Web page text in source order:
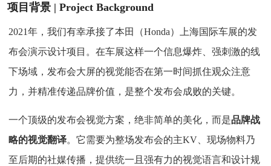
项目背景 | Project Background
2021年，我们有幸承接了本田（Honda）上海国际车展的发
布会演示设计项目。在车展这样一个信息爆炸、强刺激的线
下场域，发布会大屏的视觉能否在第一时间抓住观众注意
力，并精准传递品牌价值，是整个发布会成败的关键。
一个顶级的发布会视觉方案，绝非简单的美化，而是品牌战
略的视觉翻译。它需要为整场发布会的主KV、现场物料乃
至后期的社媒传播，提供统一且强有力的视觉语言和设计规